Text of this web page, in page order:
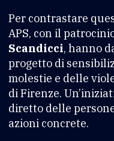
Per contrastare
APS, con il
Scandicci, hanno
progetto di
molestie e delle
di Firenze.
diretto delle
azioni concrete.